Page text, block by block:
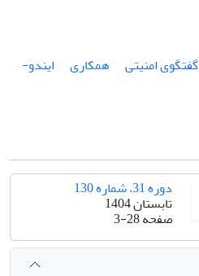
گفتگوی امنیتی همکاری
ایندو-
دوره 31، شماره 130
تابستان 1404
صفحه3-28